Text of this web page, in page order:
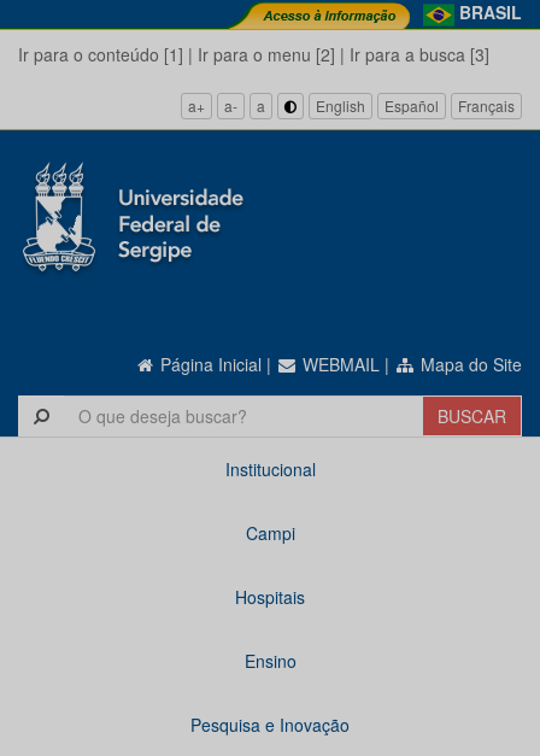
BRASIL
Ir para o conteúdo [1] | Ir para o menu [2] | Ir para a busca [3]
a+ a- a English Español Français
Página Inicial | WEBMAIL | Mapa do Site
Institucional
Campi
Hospitais
Ensino
Pesquisa e Inovação